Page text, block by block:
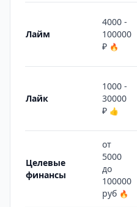
Лайм
4000 -
100000
₽ 🔥
Лайк
1000 -
30000
₽ 👍
Целевые
финансы
от
5000
до
100000
руб 🔥